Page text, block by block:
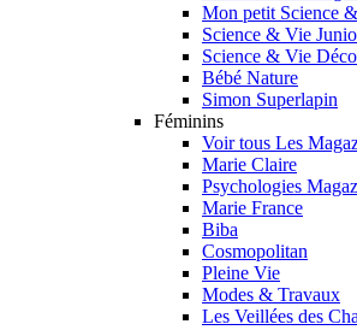
Mon petit Science
Science & Vie
Science & Vie
Bébé Nature
Simon Superlapin
Féminins
Voir tous Les
Marie Claire
Psychologies
Marie France
Biba
Cosmopolitan
Pleine Vie
Modes & Travaux
Les Veillées des